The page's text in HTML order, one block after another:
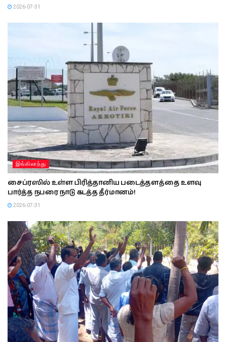
2026-07-31
இங்கிலாந்து
சைப்ரஸில் உள்ள பிரித்தானிய படைத்தளத்தை உளவு
பார்த்த நபரை நாடு கடத்த தீர்மானம்!
2026-07-31